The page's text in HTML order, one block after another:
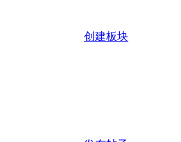
创建板块